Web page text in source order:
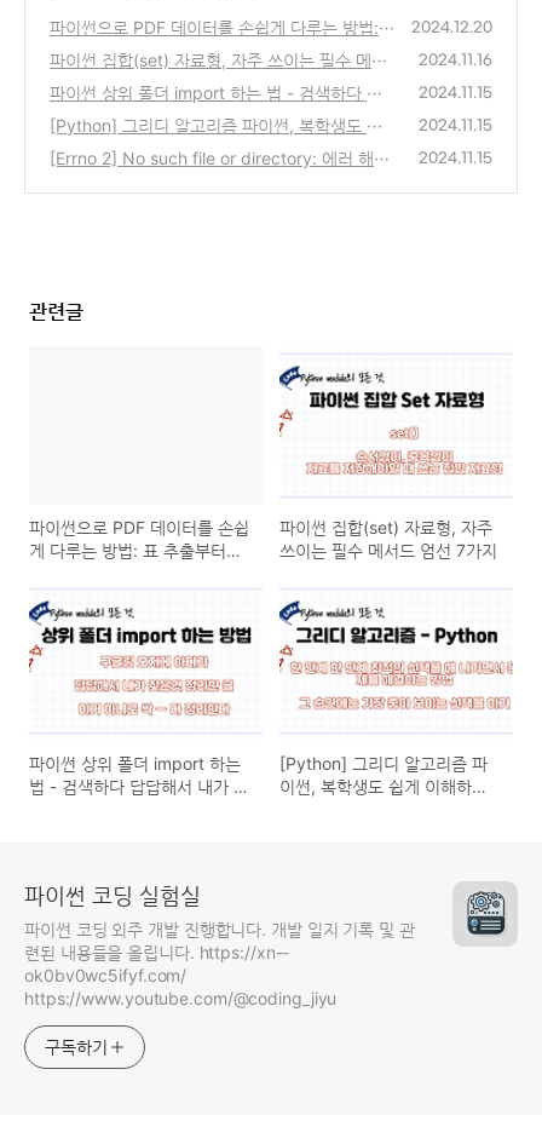
파이썬으로 PDF 데이터를 손쉽게 다루는 방법:
표 추출부터 CSV 변환까지
(1)
2024.12.20
파이썬 집합(set) 자료형, 자주 쓰이는 필수 메서
드 엄선 7가지
(1)
2024.11.16
파이썬 상위 폴더 import 하는 법 - 검색하다 답
답해서 내가 글 쓴다
(4)
2024.11.15
[Python] 그리디 알고리즘 파이썬, 복학생도 쉽
게 이해하는 글 !
(1)
2024.11.15
[Errno 2] No such file or directory: 에러 해
2024.11.15
관련글
파이썬으로 PDF 데이터를 손쉽
게 다루는 방법: 표 추출부터
파이썬 집합(set) 자료형, 자주
쓰이는 필수 메서드 엄선 7가지
파이썬 상위 폴더 import 하는
법 - 검색하다 답답해서 내가 글
[Python] 그리디 알고리즘 파
이썬, 복학생도 쉽게 이해하는
파이썬 코딩 실험실
파이썬 코딩 외주 개발 진행합니다. 개발 일지 기록 및 관
련된 내용들을 올립니다. https://xn--
ok0bv0wc5ifyf.com/
https://www.youtube.com/@coding_jiyu
구독하기